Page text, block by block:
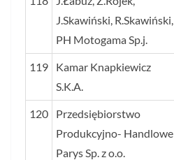
J.Skawiński, R.Skawiński,
PH Motogama Sp.j.
119
Kamar Knapkiewicz
S.K.A.
120
Przedsiębiorstwo
Produkcyjno- Handlowe
Parys Sp. z o.o.